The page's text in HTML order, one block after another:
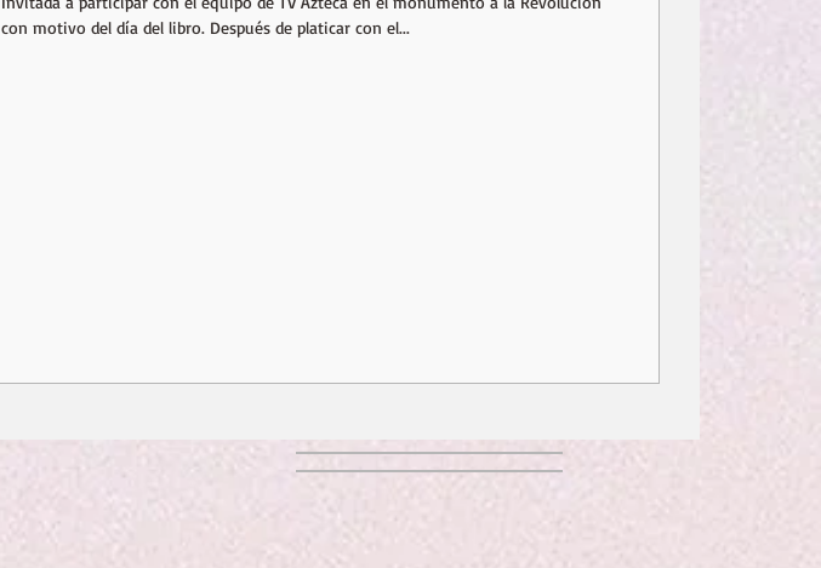
con motivo del día del libro. Después de platicar con el...